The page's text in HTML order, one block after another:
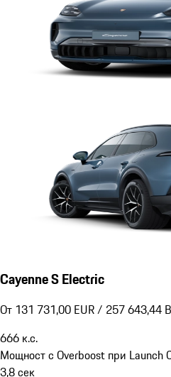
Cayenne S Electric
От 131 731,00 EUR / 257 643,44
666 к.с.
Мощност с Overboost при Launch
3,8сек